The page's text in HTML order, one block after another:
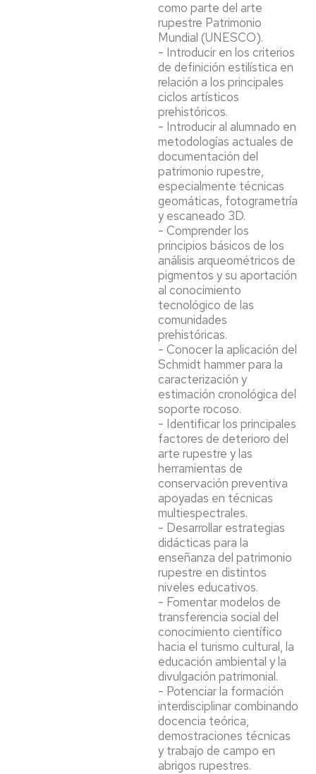
como parte del arte
rupestre Patrimonio
Mundial (UNESCO).
- Introducir en los criterios
de definición estilística en
relación a los principales
ciclos artísticos
prehistóricos.
- Introducir al alumnado en
metodologías actuales de
documentación del
patrimonio rupestre,
especialmente técnicas
geomáticas, fotogrametría
y escaneado 3D.
- Comprender los
principios básicos de los
análisis arqueométricos de
pigmentos y su aportación
al conocimiento
tecnológico de las
comunidades
prehistóricas.
- Conocer la aplicación del
Schmidt hammer para la
caracterización y
estimación cronológica del
soporte rocoso.
- Identificar los principales
factores de deterioro del
arte rupestre y las
herramientas de
conservación preventiva
apoyadas en técnicas
multiespectrales.
- Desarrollar estrategias
didácticas para la
enseñanza del patrimonio
rupestre en distintos
niveles educativos.
- Fomentar modelos de
transferencia social del
conocimiento científico
hacia el turismo cultural, la
educación ambiental y la
divulgación patrimonial.
- Potenciar la formación
interdisciplinar combinando
docencia teórica,
demostraciones técnicas
y trabajo de campo en
abrigos rupestres.